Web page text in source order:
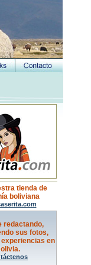
tienda de
boliviana
redactando,
sus fotos,
en